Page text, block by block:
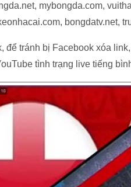
mybongda.com,
bongdatv.net,
để tránh bị Facebook xóa
tình trạng live tiếng